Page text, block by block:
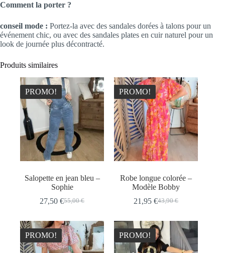
Comment la porter ?
conseil mode : Portez-la avec des sandales dorées à talons pour un
événement chic, ou avec des sandales plates en cuir naturel pour un
look de journée plus décontracté.
Produits similaires
PROMO!
Salopette en jean bleu –
Sophie
55,00€
Le
initial
était :
55,00 €.
27,50€Le
actuel
est :
27,50 €.
PROMO!
Robe longue colorée –
Modèle Bobby
43,90€
Le
initial
était :
43,90 €.
21,95€Le
actuel
est :
21,95 €.
PROMO! PROMO!